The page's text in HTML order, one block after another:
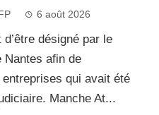
6 août 2026
désigné par le
Nantes afin de
qui avait été
Manche At...